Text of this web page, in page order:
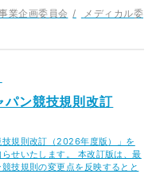
業企画委員会
メディカル委
パン競技規則改訂
技規則改訂（2026年度版）」を
せいたします。 本改訂版は、最
技規則の変更点を反映するとと